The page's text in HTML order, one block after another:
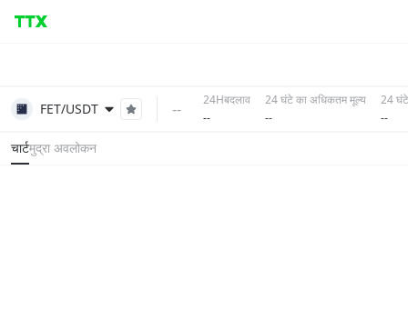
FET/USDT --
24Hबदलाव
--
24 घंटे का अधिकतम मूल्य
--
24
--
चार्टमुद्रा अवलोकन